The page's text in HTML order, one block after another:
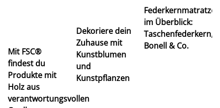
Mit FSC®
findest du
Produkte mit
Holz aus
verantwortungsvollen
Dekoriere dein
Zuhause mit
Kunstblumen
und
Kunstpflanzen
im Überblick:
Taschenfederkern,
Bonell & Co.